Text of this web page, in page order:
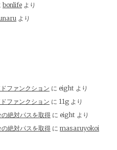
bonlife より
より
ファンクション に eight より
ファンクション に 11g より
絶対パスを取得 に eight より
絶対パスを取得 に masaruyokoi